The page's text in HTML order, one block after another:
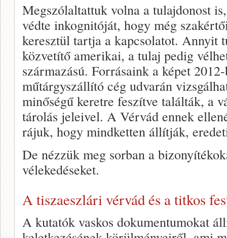
Megszólaltattuk volna a tulajdonost
védte inkognitóját, hogy még
keresztül tartja a kapcsolatot. Annyit
közvetítő amerikai, a tulaj pedig
származású. Forrásaink a képet
műtárgyszállító cég udvarán
minőségű keretre feszítve találták, a
tárolás jeleivel. A Vérvád ennek
rájuk, hogy mindketten állítják,
De nézzük meg sorban a
vélekedéseket.
A tiszaeszlári vérvád és a titkos
A kutatók vaskos dokumentumokat